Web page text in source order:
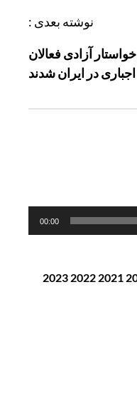
نوشته بعدی :
آزادی فعالان
در ایران شدند
00:00
2021
2022
2023